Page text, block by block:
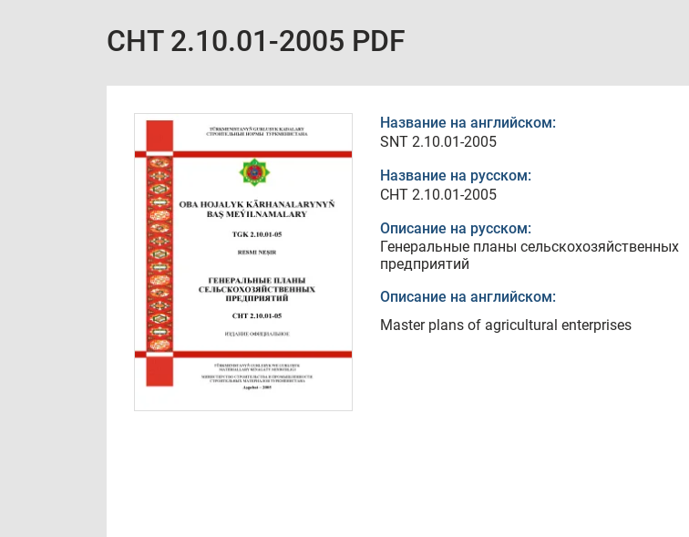
СНТ 2.10.01-2005 PDF
Название на английском:
SNT 2.10.01-2005
Название на русском:
СНТ 2.10.01-2005
Описание на русском:
Генеральные планы сельскохозяйственных
предприятий
Описание на английском:
Master plans of agricultural enterprises